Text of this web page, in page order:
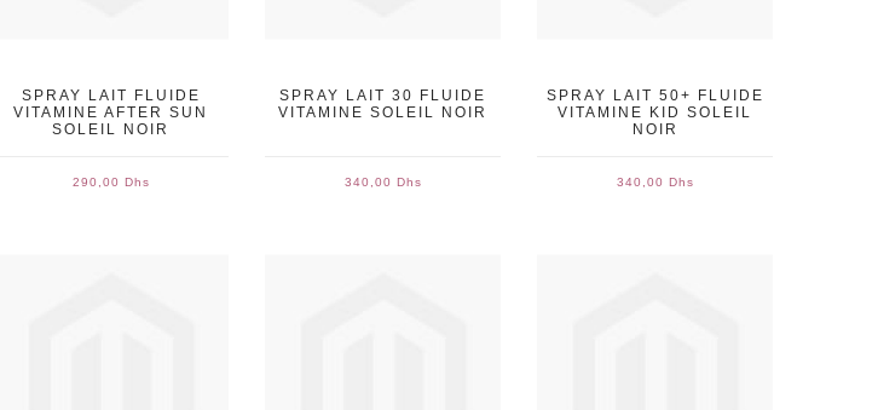
SPRAY LAIT FLUIDE
VITAMINE AFTER SUN
SOLEIL NOIR
290,00 Dhs
SPRAY LAIT 30 FLUIDE
VITAMINE SOLEIL NOIR
340,00 Dhs
SPRAY LAIT 50+ FLUIDE
VITAMINE KID SOLEIL
NOIR
340,00 Dhs